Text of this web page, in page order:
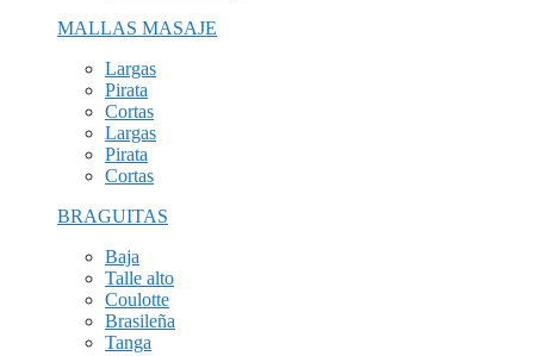
MALLAS MASAJE
Largas
Pirata
Cortas
Largas
Pirata
Cortas
BRAGUITAS
Baja
Talle alto
Coulotte
Brasileña
Tanga